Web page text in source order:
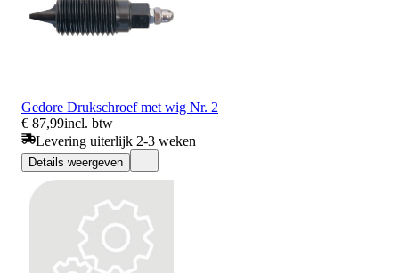
Gedore Drukschroef met wig Nr. 2
€ 87,99incl. btw
Levering uiterlijk 2-3 weken
Details weergeven